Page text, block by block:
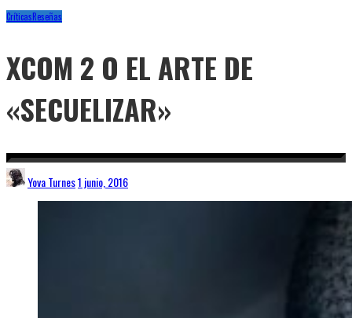
CríticasReseñas
XCOM 2 O EL ARTE DE
«SECUELIZAR»
Yova Turnes1 junio, 2016